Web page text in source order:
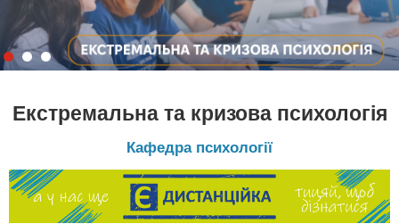
Екстремальна та кризова психологія
Кафедра психології